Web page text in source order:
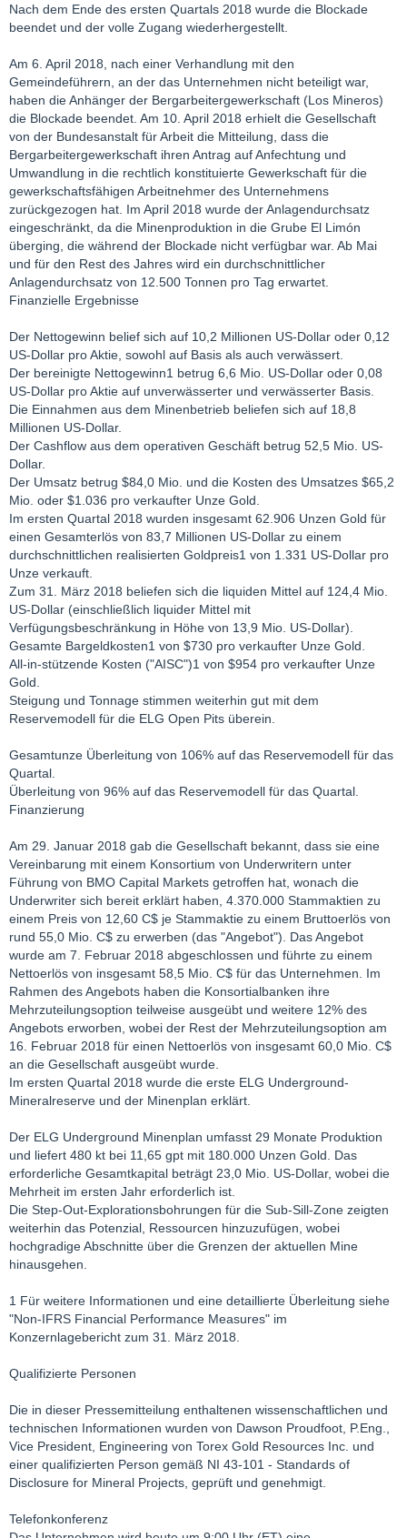
Nach dem Ende des ersten Quartals 2018 wurde die Blockade
beendet und der volle Zugang wiederhergestellt.
Am 6. April 2018, nach einer Verhandlung mit den
Gemeindeführern, an der das Unternehmen nicht beteiligt war,
haben die Anhänger der Bergarbeitergewerkschaft (Los Mineros)
die Blockade beendet. Am 10. April 2018 erhielt die Gesellschaft
von der Bundesanstalt für Arbeit die Mitteilung, dass die
Bergarbeitergewerkschaft ihren Antrag auf Anfechtung und
Umwandlung in die rechtlich konstituierte Gewerkschaft für die
gewerkschaftsfähigen Arbeitnehmer des Unternehmens
zurückgezogen hat. Im April 2018 wurde der Anlagendurchsatz
eingeschränkt, da die Minenproduktion in die Grube El Limón
überging, die während der Blockade nicht verfügbar war. Ab Mai
und für den Rest des Jahres wird ein durchschnittlicher
Anlagendurchsatz von 12.500 Tonnen pro Tag erwartet.
Finanzielle Ergebnisse
Der Nettogewinn belief sich auf 10,2 Millionen US-Dollar oder 0,12
US-Dollar pro Aktie, sowohl auf Basis als auch verwässert.
Der bereinigte Nettogewinn1 betrug 6,6 Mio. US-Dollar oder 0,08
US-Dollar pro Aktie auf unverwässerter und verwässerter Basis.
Die Einnahmen aus dem Minenbetrieb beliefen sich auf 18,8
Millionen US-Dollar.
Der Cashflow aus dem operativen Geschäft betrug 52,5 Mio. US-
Dollar.
Der Umsatz betrug $84,0 Mio. und die Kosten des Umsatzes $65,2
Mio. oder $1.036 pro verkaufter Unze Gold.
Im ersten Quartal 2018 wurden insgesamt 62.906 Unzen Gold für
einen Gesamterlös von 83,7 Millionen US-Dollar zu einem
durchschnittlichen realisierten Goldpreis1 von 1.331 US-Dollar pro
Unze verkauft.
Zum 31. März 2018 beliefen sich die liquiden Mittel auf 124,4 Mio.
US-Dollar (einschließlich liquider Mittel mit
Verfügungsbeschränkung in Höhe von 13,9 Mio. US-Dollar).
Gesamte Bargeldkosten1 von $730 pro verkaufter Unze Gold.
All-in-stützende Kosten ("AISC")1 von $954 pro verkaufter Unze
Gold.
Steigung und Tonnage stimmen weiterhin gut mit dem
Reservemodell für die ELG Open Pits überein.
Gesamtunze Überleitung von 106% auf das Reservemodell für das
Quartal.
Überleitung von 96% auf das Reservemodell für das Quartal.
Finanzierung
Am 29. Januar 2018 gab die Gesellschaft bekannt, dass sie eine
Vereinbarung mit einem Konsortium von Underwritern unter
Führung von BMO Capital Markets getroffen hat, wonach die
Underwriter sich bereit erklärt haben, 4.370.000 Stammaktien zu
einem Preis von 12,60 C$ je Stammaktie zu einem Bruttoerlös von
rund 55,0 Mio. C$ zu erwerben (das "Angebot"). Das Angebot
wurde am 7. Februar 2018 abgeschlossen und führte zu einem
Nettoerlös von insgesamt 58,5 Mio. C$ für das Unternehmen. Im
Rahmen des Angebots haben die Konsortialbanken ihre
Mehrzuteilungsoption teilweise ausgeübt und weitere 12% des
Angebots erworben, wobei der Rest der Mehrzuteilungsoption am
16. Februar 2018 für einen Nettoerlös von insgesamt 60,0 Mio. C$
an die Gesellschaft ausgeübt wurde.
Im ersten Quartal 2018 wurde die erste ELG Underground-
Mineralreserve und der Minenplan erklärt.
Der ELG Underground Minenplan umfasst 29 Monate Produktion
und liefert 480 kt bei 11,65 gpt mit 180.000 Unzen Gold. Das
erforderliche Gesamtkapital beträgt 23,0 Mio. US-Dollar, wobei die
Mehrheit im ersten Jahr erforderlich ist.
Die Step-Out-Explorationsbohrungen für die Sub-Sill-Zone zeigten
weiterhin das Potenzial, Ressourcen hinzuzufügen, wobei
hochgradige Abschnitte über die Grenzen der aktuellen Mine
hinausgehen.
1 Für weitere Informationen und eine detaillierte Überleitung siehe
"Non-IFRS Financial Performance Measures" im
Konzernlagebericht zum 31. März 2018.
Qualifizierte Personen
Die in dieser Pressemitteilung enthaltenen wissenschaftlichen und
technischen Informationen wurden von Dawson Proudfoot, P.Eng.,
Vice President, Engineering von Torex Gold Resources Inc. und
einer qualifizierten Person gemäß NI 43-101 - Standards of
Disclosure for Mineral Projects, geprüft und genehmigt.
Telefonkonferenz